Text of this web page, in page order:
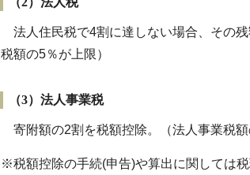
法人住民税で4割に達しない場合、その
税額の5％が上限）
（3）法人事業税
寄附額の2割を税額控除。（法人事業税額
※税額控除の手続(申告)や算出に関しては